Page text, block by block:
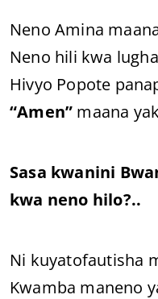
Neno Amina
Neno hili kwa
Hivyo Popote
“Amen” maana
Sasa kwanini
kwa neno hilo?..
Ni kuyatofautisha
Kwamba maneno